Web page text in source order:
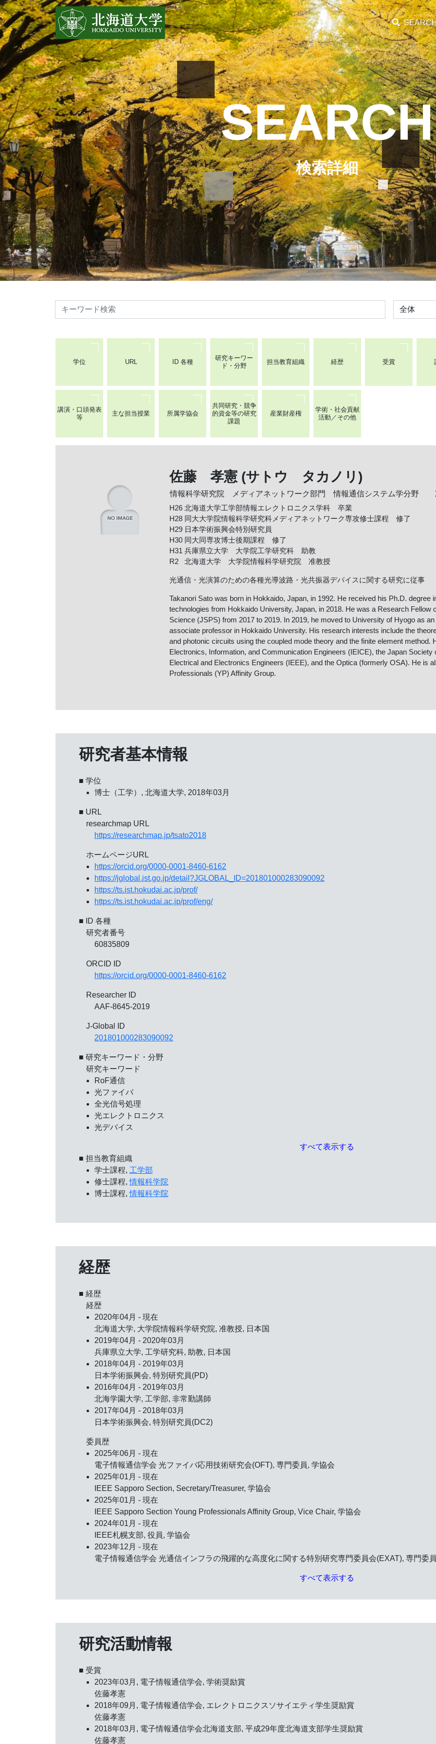
SEARCH
検索詳細
検索 全体
学位 URL ID 各種
研究キーワー
ド・分野
担当教育組織 経歴 受賞
講演・口頭発表
等
主な担当授業 所属学協会
共同研究・競争
的資金等の研究
課題
産業財産権
学術・社会貢献
活動／その他
佐藤 孝憲 (サトウ タカノリ)
情報科学研究院 メディアネットワーク部門 情報通信システム学分野
H26 北海道大学工学部情報エレクトロニクス学科 卒業
H28 同大大学院情報科学研究科メディアネットワーク専攻修士課程 修了
H29 日本学術振興会特別研究員
H30 同大同専攻博士後期課程 修了
H31 兵庫県立大学 大学院工学研究科 助教
R2 北海道大学 大学院情報科学研究院 准教授
光通信・光演算のための各種光導波路・光共振器デバイスに関する研究に従事
Takanori Sato was born in Hokkaido, Japan, in 1992. He received his Ph.D. degree
technologies from Hokkaido University, Japan, in 2018. He was a Research Fellow
Science (JSPS) from 2017 to 2019. In 2019, he moved to University of Hyogo as
associate professor in Hokkaido University. His research interests include the
and photonic circuits using the coupled mode theory and the finite element method.
Electronics, Information, and Communication Engineers (IEICE), the Japan
Electrical and Electronics Engineers (IEEE), and the Optica (formerly OSA). He is
Professionals (YP) Affinity Group.
研究者基本情報
■ 学位
博士（工学）, 北海道大学, 2018年03月
■ URL
researchmap URL
https://researchmap.jp/tsato2018
ホームページURL
https://orcid.org/0000-0001-8460-6162
https://jglobal.jst.go.jp/detail?JGLOBAL_ID=201801000283090092
https://ts.ist.hokudai.ac.jp/prof/
https://ts.ist.hokudai.ac.jp/prof/eng/
■ ID 各種
研究者番号
60835809
ORCID ID
https://orcid.org/0000-0001-8460-6162
Researcher ID
AAF-8645-2019
J-Global ID
201801000283090092
■ 研究キーワード・分野
研究キーワード
RoF通信
光ファイバ
全光信号処理
光エレクトロニクス
光デバイス
すべて表示する
■ 担当教育組織
学士課程, 工学部
修士課程,情報科学院
博士課程,情報科学院
経歴
■ 経歴
経歴
2020年04月 - 現在
北海道大学, 大学院情報科学研究院, 准教授, 日本国
2019年04月 - 2020年03月
兵庫県立大学, 工学研究科, 助教, 日本国
2018年04月 - 2019年03月
日本学術振興会, 特別研究員(PD)
2016年04月 - 2019年03月
北海学園大学, 工学部, 非常勤講師
2017年04月 - 2018年03月
日本学術振興会, 特別研究員(DC2)
委員歴
2025年06月 - 現在
電子情報通信学会 光ファイバ応用技術研究会(OFT), 専門委員, 学協会
2025年01月 - 現在
IEEE Sapporo Section, Secretary/Treasurer, 学協会
2025年01月 - 現在
IEEE Sapporo Section Young Professionals Affinity Group, Vice Chair, 学協会
2024年01月 - 現在
IEEE札幌支部, 役員, 学協会
2023年12月 - 現在
電子情報通信学会 光通信インフラの飛躍的な高度化に関する特別研究専門委員会(EXAT), 専門委
すべて表示する
研究活動情報
■ 受賞
2023年03月, 電子情報通信学会, 学術奨励賞
佐藤孝憲
2018年09月, 電子情報通信学会, エレクトロニクスソサイエティ学生奨励賞
佐藤孝憲
2018年03月, 電子情報通信学会北海道支部, 平成29年度北海道支部学生奨励賞
佐藤孝憲